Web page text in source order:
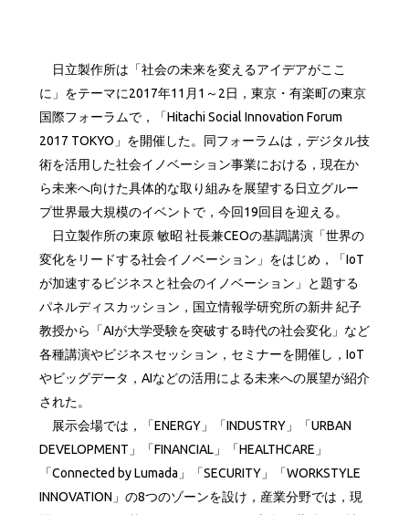
日立製作所は「社会の未来を変えるアイデアがここ
に」をテーマに2017年11月1～2日，東京・有楽町の東京
国際フォーラムで，「Hitachi Social Innovation Forum
2017 TOKYO」を開催した。同フォーラムは，デジタル技
術を活用した社会イノベーション事業における，現在か
ら未来へ向けた具体的な取り組みを展望する日立グルー
プ世界最大規模のイベントで，今回19回目を迎える。
日立製作所の東原 敏昭 社長兼CEOの基調講演「世界の
変化をリードする社会イノベーション」をはじめ，「IoT
が加速するビジネスと社会のイノベーション」と題する
パネルディスカッション，国立情報学研究所の新井 紀子
教授から「AIが大学受験を突破する時代の社会変化」など
各種講演やビジネスセッション，セミナーを開催し，IoT
やビッグデータ，AIなどの活用による未来への展望が紹介
された。
展示会場では，「ENERGY」「INDUSTRY」「URBAN
DEVELOPMENT」「FINANCIAL」「HEALTHCARE」
「Connected by Lumada」「SECURITY」「WORKSTYLE
INNOVATION」の8つのゾーンを設け，産業分野では，現